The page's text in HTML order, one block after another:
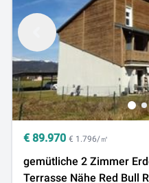
€ 89.970 € 1.796/㎡
gemütliche 2 Zimmer
Terrasse Nähe Red Bull